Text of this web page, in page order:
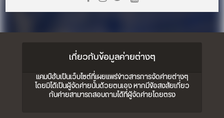
เกี่ยวกับข้อมูลค่ายต่างๆ
แคมป์ฮับเป็นเว็บไซต์ที่เผยแพร่ข่าวสารการจัดค่ายต่างๆ
โดยมิได้เป็นผู้จัดค่ายนั้นด้วยตนเอง หากมีข้อสงสัยเกี่ยว
กับค่ายสามารถสอบถามได้ที่ผู้จัดค่ายโดยตรง